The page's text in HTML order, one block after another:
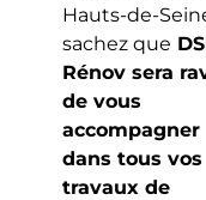
Hauts-de-
sachez que
Rénov sera
de vous
accompagner
dans tous vos
travaux de